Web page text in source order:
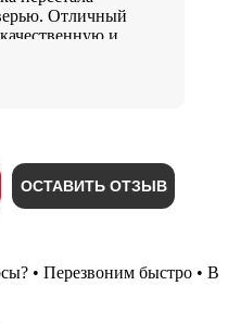
Отличный
и
ОСТАВИТЬ ОТЗЫВ
• Перезвоним быстро • В